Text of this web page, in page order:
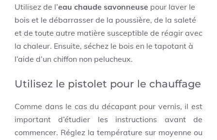
Utilisez de l’eau chaude savonneuse pour laver le
bois et le débarrasser de la poussière, de la saleté
et de toute autre matière susceptible de réagir avec
la chaleur. Ensuite, séchez le bois en le tapotant à
l’aide d’un chiffon non pelucheux.
Utilisez le pistolet pour le chauffage
Comme dans le cas du décapant pour vernis, il est
important d’étudier les instructions avant de
commencer. Réglez la température sur moyenne ou